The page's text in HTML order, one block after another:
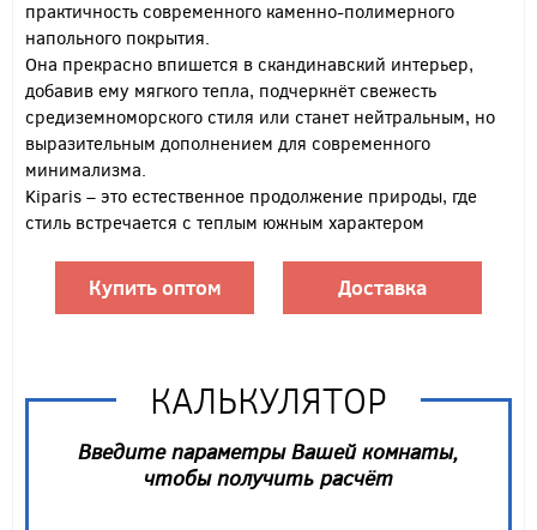
практичность современного каменно-полимерного
напольного покрытия.
Она прекрасно впишется в скандинавский интерьер,
добавив ему мягкого тепла, подчеркнёт свежесть
средиземноморского стиля или станет нейтральным, но
выразительным дополнением для современного
минимализма.
Kiparis – это естественное продолжение природы, где
стиль встречается с теплым южным характером
Купить оптом Доставка
КАЛЬКУЛЯТОР
Введите параметры Вашей комнаты,
чтобы получить расчёт